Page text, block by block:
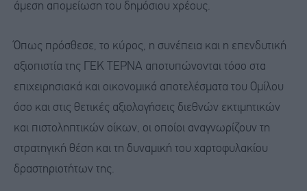
άμεση απομείωση του δημόσιου χρέους.
Όπως πρόσθεσε, το κύρος, η συνέπεια και η επενδυτική
αξιοπιστία της ΓΕΚ ΤΕΡΝΑ αποτυπώνονται τόσο στα
επιχειρησιακά και οικονομικά αποτελέσματα του Ομίλου
όσο και στις θετικές αξιολογήσεις διεθνών εκτιμητικών
και πιστοληπτικών οίκων, οι οποίοι αναγνωρίζουν τη
στρατηγική θέση και τη δυναμική του χαρτοφυλακίου
δραστηριοτήτων της.